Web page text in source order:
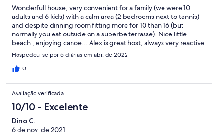
Wonderfull house, very convenient for a family (we were 10
adults and 6 kids) with a calm area (2 bedrooms next to tennis)
and despite dinning room fitting more for 10 than 16 (but
normally you eat outside on a superbe terrasse). Nice little
beach , enjoying canoe... Alex is great host, always very reactive
in case of an issue .. and he arranged great cook and musician
for birthday event. The only weak point (if you are picky) is the
not very easy way to go there (hopefully Google maps knows
Hospedou-se por 5 diárias em abr. de 2022
0
Avaliação verificada
10/10 - Excelente
Dino C.
6 de nov. de 2021